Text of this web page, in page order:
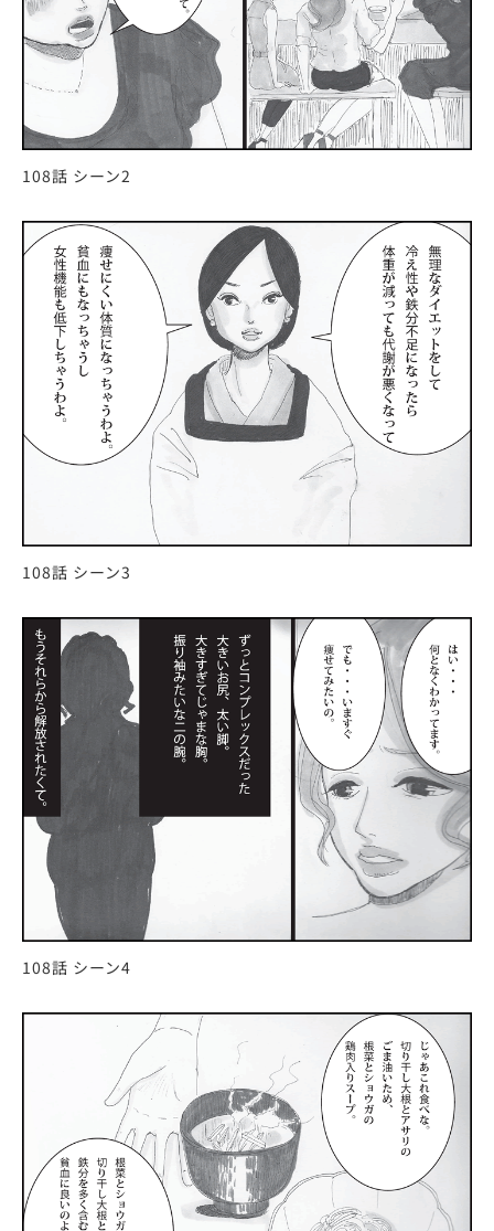
108話 シーン2
108話 シーン3
108話 シーン4